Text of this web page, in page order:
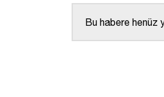
Bu habere henüz